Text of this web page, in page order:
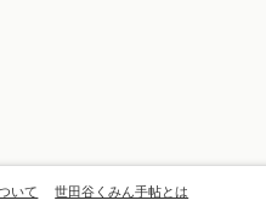
いて 世田谷くみん手帖とは